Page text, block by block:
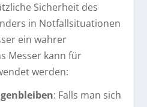
Sicherheit des
in Notfallsituationen
ein wahrer
Messer kann für
werden:
: Falls man sich